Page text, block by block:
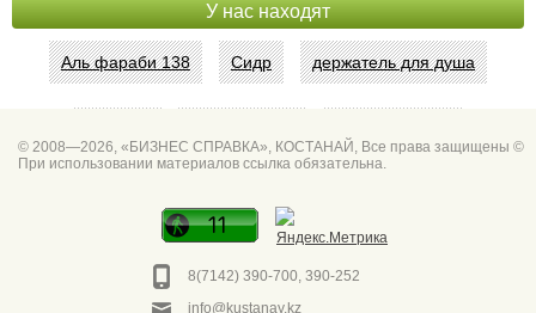
У нас находят
Аль фараби 138 Сидр держатель для душа
© 2008—2026, «БИЗНЕС СПРАВКА», КОСТАНАЙ, Все права защищены ©
При использовании материалов ссылка обязательна.
8(7142) 390-700, 390-252
info@kustanay.kz